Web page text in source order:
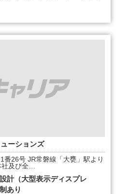
ーションズ
番26号 JR常磐線「大甕」駅より
及び全…
計（大型表示ディスプレ
あり